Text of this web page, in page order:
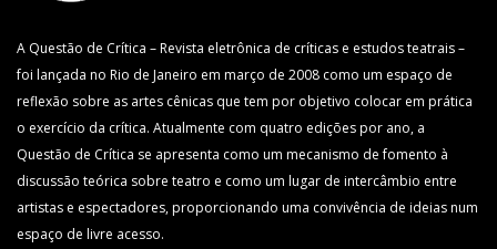
A Questão de Crítica – Revista eletrônica de críticas e estudos teatrais –
foi lançada no Rio de Janeiro em março de 2008 como um espaço de
reflexão sobre as artes cênicas que tem por objetivo colocar em prática
o exercício da crítica. Atualmente com quatro edições por ano, a
Questão de Crítica se apresenta como um mecanismo de fomento à
discussão teórica sobre teatro e como um lugar de intercâmbio entre
artistas e espectadores, proporcionando uma convivência de ideias num
espaço de livre acesso.